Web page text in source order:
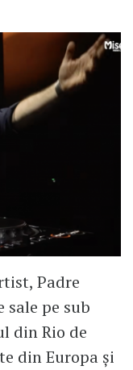
Padre
pe sub
din Rio de
din Europa și